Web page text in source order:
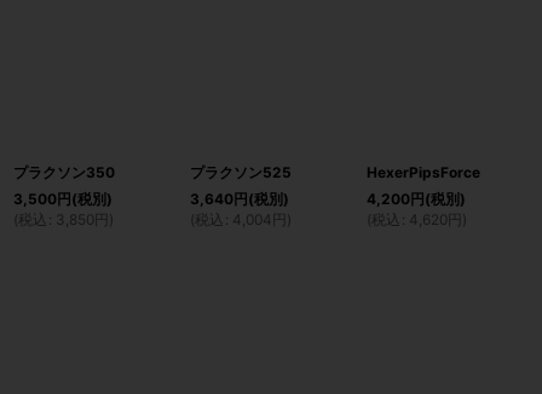
プラクソン350
3,500 円 (税別)
(税込 : 3,850 円 )
プラクソン525
3,640円 (税別)
(税込 : 4,004 円 )
HexerPipsForce
4,200円 (税別)
(税込 : 4,620 円 )